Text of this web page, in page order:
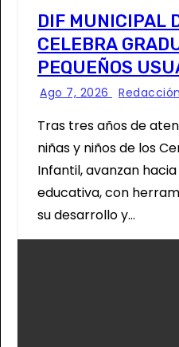
DIF MUNICIPAL
CELEBRA
PEQUEÑOS
ESTANCIAS
Ago 7, 2026 Redacción
Tras tres años de
niñas y niños de los
Infantil, avanzan
educativa, con
su desarrollo y…